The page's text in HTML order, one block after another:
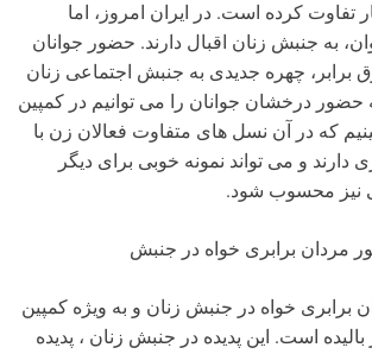
تفاوت کرده است. در ایران امروز، اما
به جنبش زنان اقبال دارند. حضور جوانان
برابر، چهره جدیدی به جنبش اجتماعی زنان
درخشان جوانان را می توانیم در کمپین
که در آن نسل های متفاوت فعالان زن با
و می تواند نمونه خوبی برای دیگر
نیز محسوب شود.
مردان برابری خواه در جنبش
برابری خواه در جنبش زنان و به ویژه کمپین
است. این پدیده در جنبش زنان ، پدیده